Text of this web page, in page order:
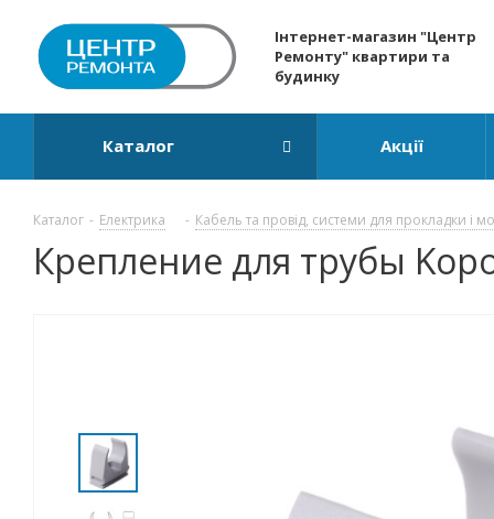
Інтернет-магазин "Центр
Ремонту" квартири та
будинку
Каталог Акції
Каталог - Електрика - Кабель та провід, системи для прокладки і
Крепление для трубы